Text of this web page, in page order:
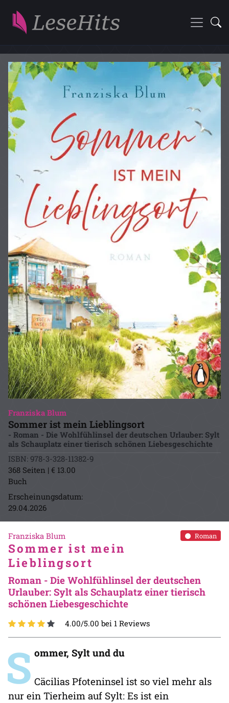
Franziska Blum
Sommer ist mein Lieblingsort
- Roman - Die Wohlfühlinsel der deutschen Urlauber: Sylt
als Schauplatz einer tierisch schönen Liebesgeschichte
ISBN: 978-3-328-11382-9
368 Seiten | € 13.00
Buch
Erscheinungsdatum:
29.04.2026
Roman
Franziska Blum
Sommer ist mein
Lieblingsort
Roman - Die Wohlfühlinsel der deutschen
Urlauber: Sylt als Schauplatz einer tierisch
schönen Liebesgeschichte
4.00/5.00 bei 1 Reviews
S ommer, Sylt und du
Cäcilias Pfoteninsel ist so viel mehr als
nur ein Tierheim auf Sylt: Es ist ein